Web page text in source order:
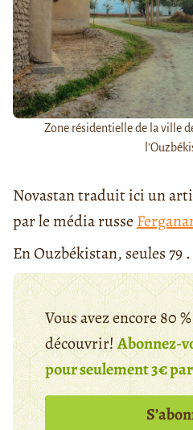
Zone résidentielle de la ville
Novastan traduit ici un
par le média russe
En Ouzbékistan, seules 79
Vous avez encore 80
découvrir!Abonnez-
pour seulement 3€